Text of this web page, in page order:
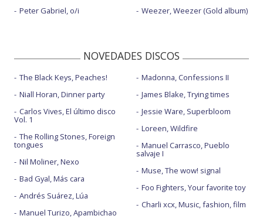
Peter Gabriel, o/i
Weezer, Weezer (Gold album)
NOVEDADES DISCOS
The Black Keys, Peaches!
Niall Horan, Dinner party
Carlos Vives, El último disco
Vol. 1
The Rolling Stones, Foreign
tongues
Nil Moliner, Nexo
Bad Gyal, Más cara
Andrés Suárez, Lúa
Manuel Turizo, Apambichao
Madonna, Confessions II
James Blake, Trying times
Jessie Ware, Superbloom
Loreen, Wildfire
Manuel Carrasco, Pueblo
salvaje I
Muse, The wow! signal
Foo Fighters, Your favorite toy
Charli xcx, Music, fashion, film